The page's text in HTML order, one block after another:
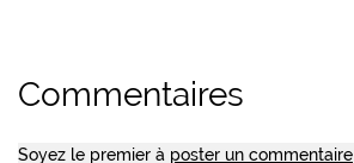
Commentaires
Soyez le premier à poster un commentaire